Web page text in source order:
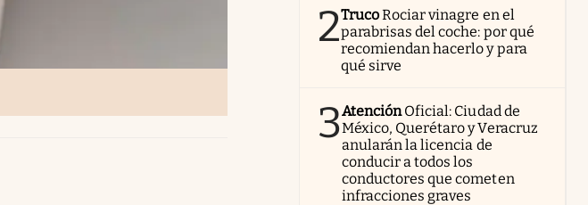
2TrucoRociar vinagre en el
parabrisas del coche: por qué
recomiendan hacerlo y para
qué sirve
3AtenciónOficial: Ciudad de
México, Querétaro y Veracruz
anularán la licencia de
conducir a todos los
conductores que cometen
infracciones graves